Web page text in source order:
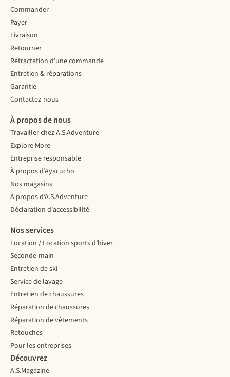
Commander
Payer
Livraison
Retourner
Rétractation d'une commande
Entretien & réparations
Garantie
Contactez-nous
À propos de nous
Travailler chez A.S.Adventure
Explore More
Entreprise responsable
À propos d’Ayacucho
Nos magasins
À propos d’A.S.Adventure
Déclaration d'accessibilité
Nos services
Location / Location sports d’hiver
Seconde-main
Entretien de ski
Service de lavage
Entretien de chaussures
Réparation de chaussures
Réparation de vêtements
Retouches
Pour les entreprises
Découvrez
A.S.Magazine